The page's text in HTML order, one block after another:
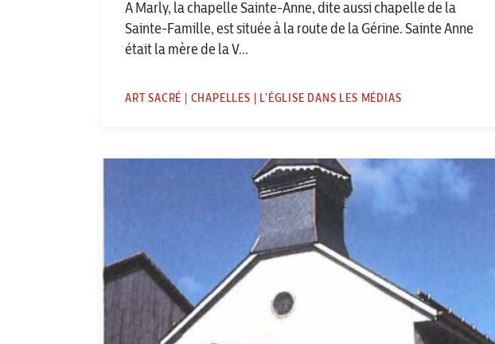
A Marly, la chapelle Sainte-Anne, dite aussi chapelle de la
Sainte-Famille, est située à la route de la Gérine. Sainte Anne
était la mère de la V...
ART SACRÉ | CHAPELLES | L'ÉGLISE DANS LES MÉDIAS